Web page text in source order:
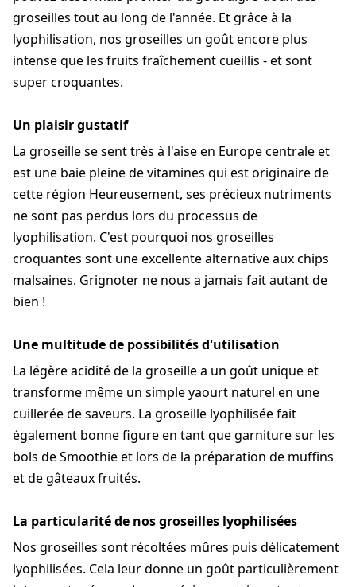
groseilles tout au long de l'année. Et grâce à la
lyophilisation, nos groseilles un goût encore plus
intense que les fruits fraîchement cueillis - et sont
super croquantes.
Un plaisir gustatif
La groseille se sent très à l'aise en Europe centrale et
est une baie pleine de vitamines qui est originaire de
cette région Heureusement, ses précieux nutriments
ne sont pas perdus lors du processus de
lyophilisation. C'est pourquoi nos groseilles
croquantes sont une excellente alternative aux chips
malsaines. Grignoter ne nous a jamais fait autant de
bien !
Une multitude de possibilités d'utilisation
La légère acidité de la groseille a un goût unique et
transforme même un simple yaourt naturel en une
cuillerée de saveurs. La groseille lyophilisée fait
également bonne figure en tant que garniture sur les
bols de Smoothie et lors de la préparation de muffins
et de gâteaux fruités.
La particularité de nos groseilles lyophilisées
Nos groseilles sont récoltées mûres puis délicatement
lyophilisées. Cela leur donne un goût particulièrement